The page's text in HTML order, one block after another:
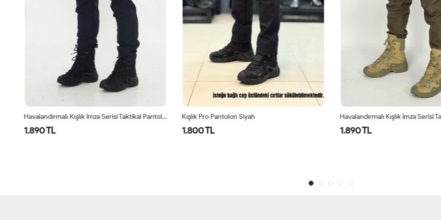
Havalandırmalı Kışlık İmza Serisi Taktikal Pantolon Siyah
1.890 TL
Kışlık Pro Pantolon Siyah
1.800 TL 1.890 TL